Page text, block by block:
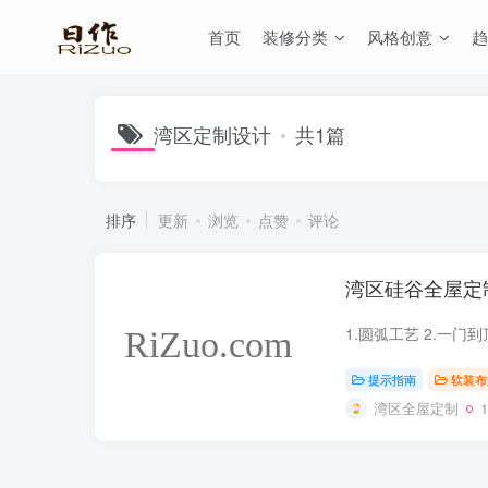
首页 装修分类 风格创意
湾区定制设计 共1篇
排序 更新 浏览 点赞 评论
湾区硅谷全屋
1.圆弧工艺 2.一门
提示指南 软装
湾区全屋定制